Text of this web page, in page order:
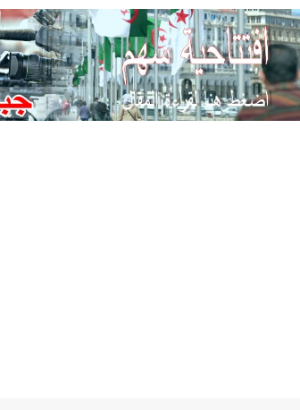
Skip
to
content